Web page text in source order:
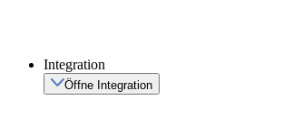
Integration
Öffne Integration